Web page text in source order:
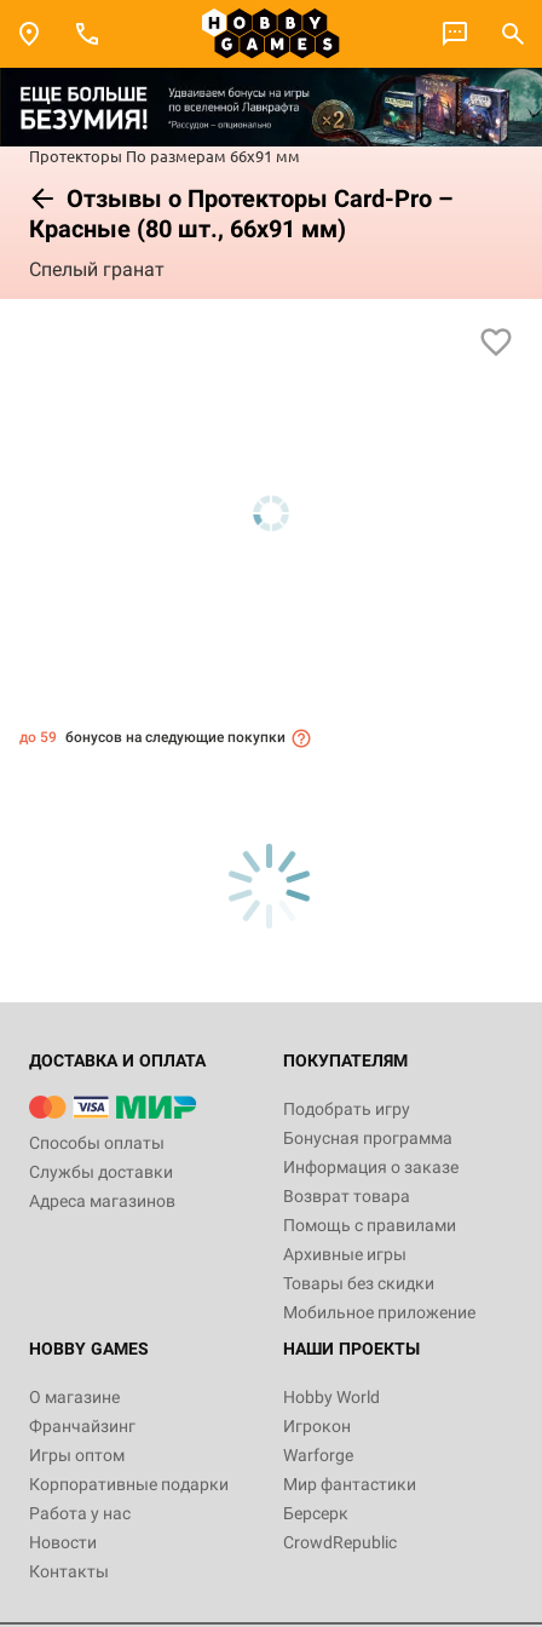
Протекторы По размерам 66x91 мм
Отзывы о Протекторы Card-Pro –
Красные (80 шт., 66x91 мм)
Спелый гранат
до 59 бонусов на следующие покупки
ДОСТАВКА И ОПЛАТА
Способы оплаты
Службы доставки
Адреса магазинов
ПОКУПАТЕЛЯМ
Подобрать игру
Бонусная программа
Информация о заказе
Возврат товара
Помощь с правилами
Архивные игры
Товары без скидки
Мобильное приложение
HOBBY GAMES
О магазине
Франчайзинг
Игры оптом
Корпоративные подарки
Работа у нас
Новости
Контакты
НАШИ ПРОЕКТЫ
Hobby World
Игрокон
Warforge
Мир фантастики
Берсерк
CrowdRepublic